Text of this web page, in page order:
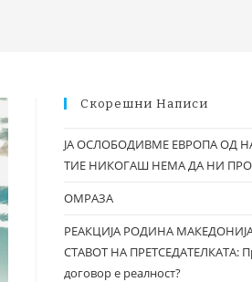
Скорешни Написи
ЈА ОСЛОБОДИВМЕ ЕВРОПА ОД
ТИЕ НИКОГАШ НЕМА ДА НИ
ОМРАЗА
РЕАКЦИЈА РОДИНА
СТАВОТ НА ПРЕТСЕДАТЕЛКАТА:
договор е реалност?